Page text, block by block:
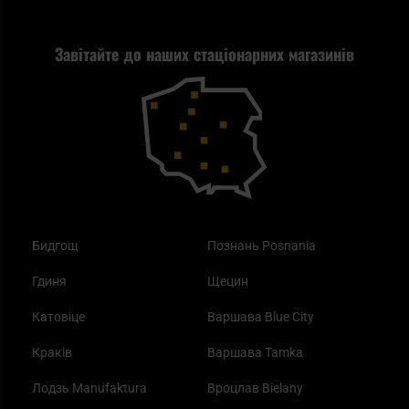
Завітайте до наших стаціонарних магазинів
Бидгощ
Гдиня
Катовіце
Краків
Лодзь Manufaktura
Познань Posnania
Щецин
Варшава Blue City
Варшава Tamka
Вроцлав Bielany
Повернення товару
Blackout - що це таке?
Як працює маска від смогу?
Найкращі спальні мішки на осінь
Самозахист